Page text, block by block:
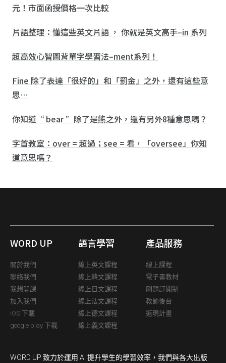
元！市面函授價格一次比較
片語整理：懂這些英文片語 ， 你就是英文高手–in 系列
超高效心智圖背單字學習法–ment系列！
Fine 除了表達「很好的」和「罰金」之外，還有這些意
思…
你知道“ bear ”除了是熊之外，還有另外8種意思嗎？
字首教室：over = 超過；see = 看，「oversee」你知
道意思嗎？
WORD UP
關於我們
聯絡我們
我想開課
加入我們
iOS 下載
google play 下載
語言學習
線上英文課程
線上韓文課程
線上日文課程
線上法文課程
線上德文課程
線上義文課程
產品服務
線上課程
電子書教材
刷題訂閱制
教師後台
返現計畫
WORD UP 致力於運用 AI 提升學生的學習效率，我們與各大出版